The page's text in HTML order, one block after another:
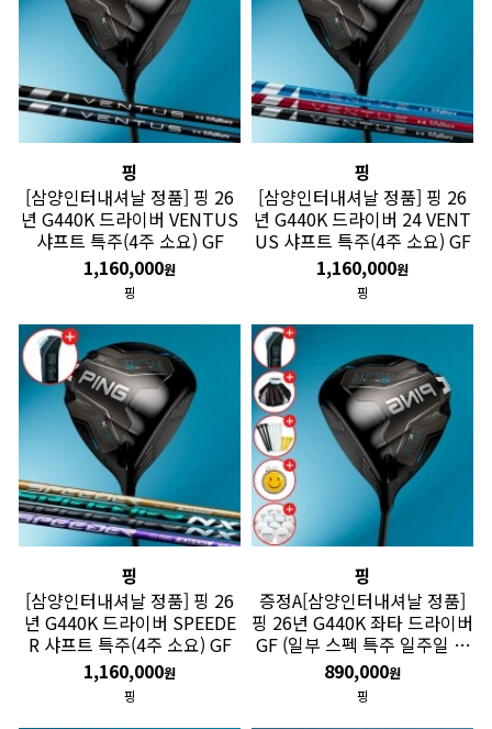
핑
[삼양인터내셔날 정품] 핑 26
년 G440K 드라이버 VENTUS
샤프트 특주(4주 소요) GF
1,160,000원
핑
핑
[삼양인터내셔날 정품] 핑 26
년 G440K 드라이버 24 VENT
US 샤프트 특주(4주 소요) GF
1,160,000원
핑
핑
[삼양인터내셔날 정품] 핑 26
년 G440K 드라이버 SPEEDE
R 샤프트 특주(4주 소요) GF
1,160,000원
핑
핑
증정A[삼양인터내셔날 정품]
핑 26년 G440K 좌타 드라이버
GF (일부 스펙 특주 일주일 소
요)
890,000원
핑